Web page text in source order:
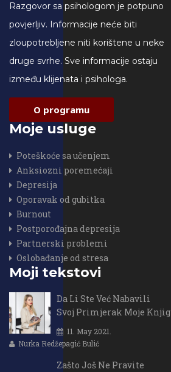
Razgovor sa psihologom je potpuno
povjerljiv. Informacije neće biti
zloupotrebljene niti korištene u neke
druge svrhe. Sve informacije ostaju
između klijenata i psihologa.
O programu
Moje usluge
Poteškoće sa učenjem
Anksiozni poremećaji
Depresija
Oporavak od gubitka
Burnout
Postporođajna depresija
Partnerski problemi
Oslobađanje od stresa
Moji tekstovi
Da Li Ste Već Nabavili
Svoj Primjerak Moje Knjig
11. May 2021.
Nurka Redžepagić Bulić
Zašto Još Ne Pravite